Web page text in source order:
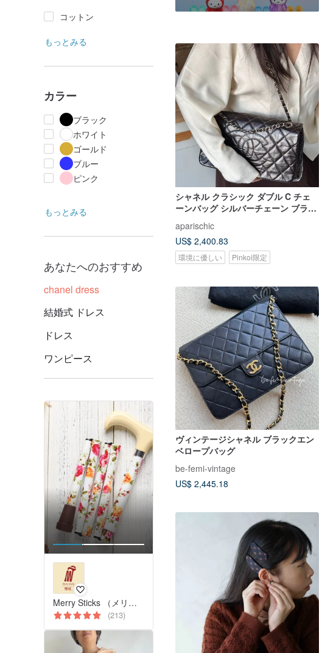
コットン
もっとみる
カラー
ブラック
ホワイト
ゴールド
ブルー
ピンク
もっとみる
あなたへのおすすめ
chanel dress
結婚式 ドレス
ドレス
ワンピース
Merry Sticks （メリースティックス）
(213)
シャネル クラシック ダブル C チェ
ーンバッグ シルバーチェーン ブラッ
タイリッシュ ユニセックスな反骨精
神
aparischic
US$ 2,400.83
環境に優しい Pinkoi限定
ヴィンテージシャネル ブラックエン
ベロープバッグ
be-femi-vintage
US$ 2,445.18